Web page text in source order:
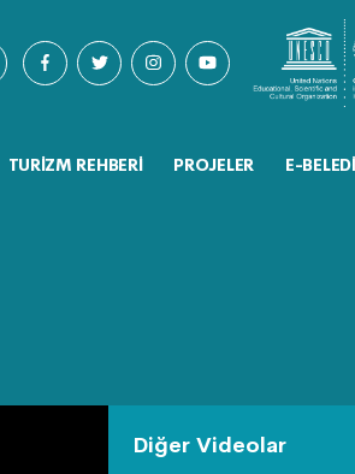
TURIZM REHBERI PROJELER E-
Diğer Videolar